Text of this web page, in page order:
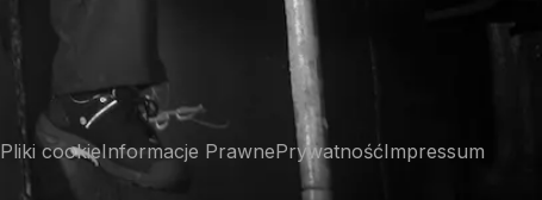
Pliki cookieInformacje PrawnePrywatnośćImpressum